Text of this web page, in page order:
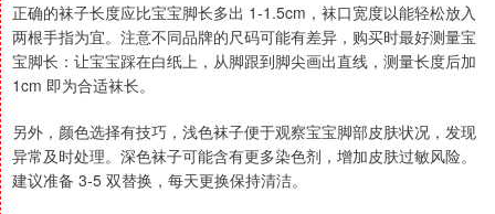
正确的袜子长度应比宝宝脚长多出 1-1.5cm，袜口宽度以能轻松放入
两根手指为宜。注意不同品牌的尺码可能有差异，购买时最好测量宝
宝脚长：让宝宝踩在白纸上，从脚跟到脚尖画出直线，测量长度后加
1cm 即为合适袜长。
另外，颜色选择有技巧，浅色袜子便于观察宝宝脚部皮肤状况，发现
异常及时处理。深色袜子可能含有更多染色剂，增加皮肤过敏风险。
建议准备 3-5 双替换，每天更换保持清洁。